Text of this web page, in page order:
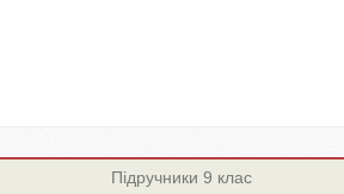
Підручники 9 клас